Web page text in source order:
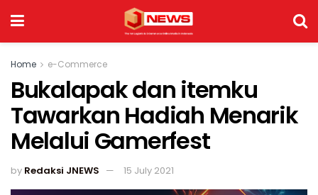
Home e-Commerce
Bukalapak dan itemku
Tawarkan Hadiah Menarik
Melalui Gamerfest
by Redaksi JNEWS 15 July 2021